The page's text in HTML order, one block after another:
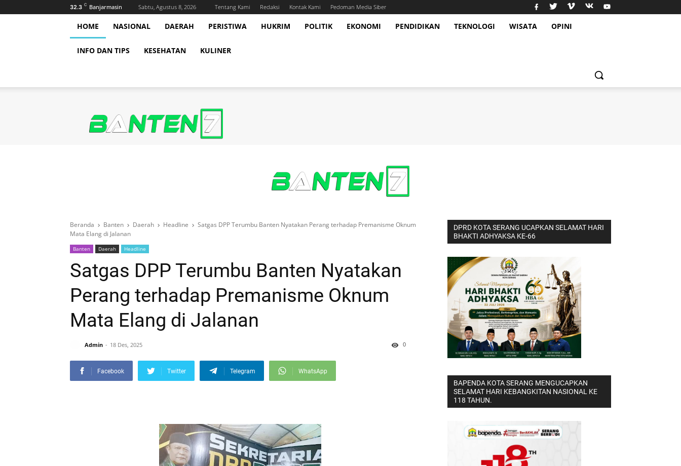
32.3 C Banjarmasin Sabtu, Agustus 8, 2026 Tentang Kami Redaksi Kontak Kami Pedoman Media Siber
HOME NASIONAL DAERAH PERISTIWA HUKRIM POLITIK EKONOMI PENDIDIKAN TEKNOLOGI WISATA OPINI
INFO DAN TIPS KESEHATAN KULINER
Beranda Banten Daerah Headline
Satgas DPP Terumbu Banten Nyatakan Perang terhadap Premanisme Oknum
Mata Elang di Jalanan
Banten Daerah Headline
Satgas DPP Terumbu Banten Nyatakan
Perang terhadap Premanisme Oknum
Mata Elang di Jalanan
Admin 18 Des, 2025 0
Facebook Twitter Telegram WhatsApp
DPRD KOTA SERANG UCAPKAN SELAMAT HARI
BHAKTI ADHYAKSA KE-66
BAPENDA KOTA SERANG MENGUCAPKAN
SELAMAT HARI KEBANGKITAN NASIONAL KE
118 TAHUN.